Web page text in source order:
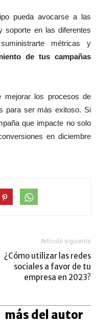
pueda avocarse a las
soporte en las diferentes
métricas y
de tus campañas
los procesos de
para ser más exitoso. Si
que impacte no solo
en diciembre
Artículo siguiente
¿Cómo utilizar las redes
sociales a favor de tu
empresa en 2023?
más del autor